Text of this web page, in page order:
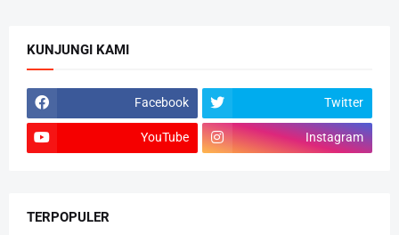
KUNJUNGI KAMI
Facebook Twitter
YouTube Instagram
TERPOPULER